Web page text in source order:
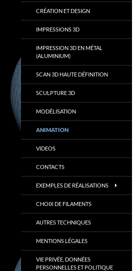
CRÉATION ET DESIGN
IMPRESSIONS 3D
IMPRESSION 3D EN MÉTAL
(ALUMINIUM)
SCAN 3D HAUTE DÉFINITION
SCULPTURE 3D
MODÉLISATION
ANIMATION
VIDEOS
CONTACTS
EXEMPLES DE RÉALISATIONS
CHOIX DE FILAMENTS
AUTRES TECHNIQUES
MENTIONS LÉGALES
VIE PRIVÉE, DONNÉES
PERSONNELLES ET POLITIQUE